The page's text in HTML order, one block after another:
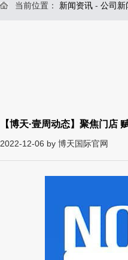
当前位置： 新闻资讯 - 公司新
【博天·壹周动态】聚焦门店
2022-12-06 by 博天国际官网